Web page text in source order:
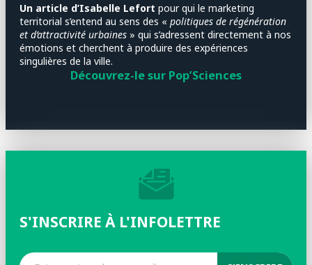
Un article d’Isabelle Lefort pour qui le marketing
territorial s’entend au sens des « politiques de régénération
et d’attractivité urbaines » qui s’adressent directement à nos
émotions et cherchent à produire des expériences
singulières de la ville.
Découvrez-le sur Pop’Sciences
S'INSCRIRE À L'INFOLETTRE